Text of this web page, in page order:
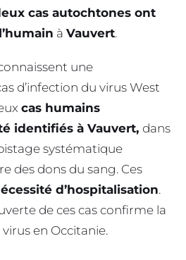
cas autochtones ont
à Vauvert.
une
d’infection du virus West
cas humains
identifiés à Vauvert, dans
systématique
des dons du sang. Ces
d’hospitalisation.
de ces cas confirme la
en Occitanie.